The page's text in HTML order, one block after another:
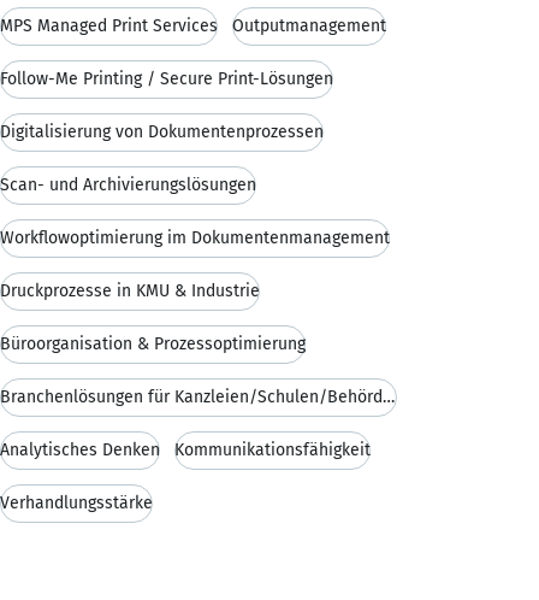
MPS Managed Print Services Outputmanagement
Follow-Me Printing / Secure Print-Lösungen
Digitalisierung von Dokumentenprozessen
Scan- und Archivierungslösungen
Workflowoptimierung im Dokumentenmanagement
Druckprozesse in KMU & Industrie
Büroorganisation & Prozessoptimierung
Branchenlösungen für Kanzleien/Schulen/Behörden
Analytisches Denken Kommunikationsfähigkeit
Verhandlungsstärke